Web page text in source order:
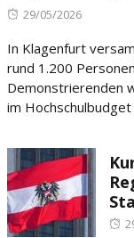
Posted
29/05/2026
In Klagenfurt
rund 1.200
Demonstrierenden
im Hochschulbudget